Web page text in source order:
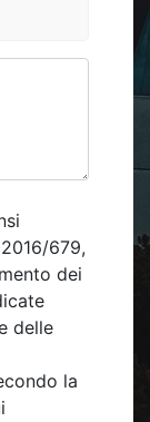
679,
dei
delle
la